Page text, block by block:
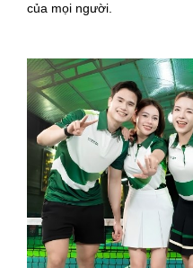
của mọi người.